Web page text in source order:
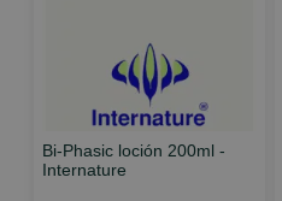
Bi-Phasic loción 200ml -
Internature